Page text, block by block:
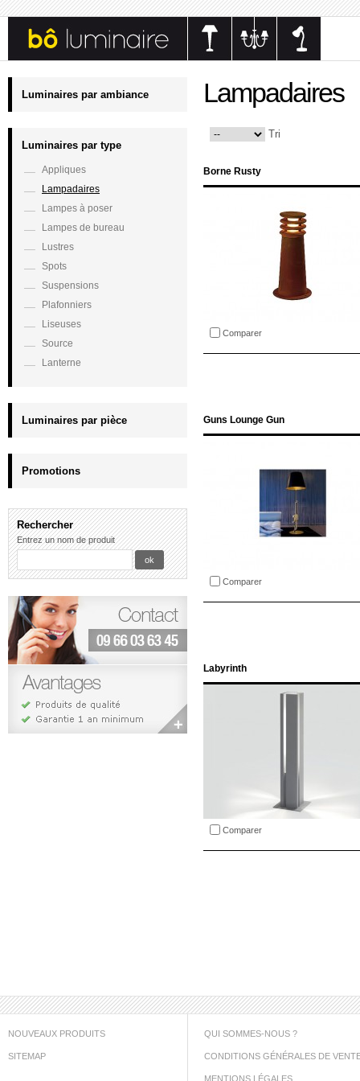
Luminaires par ambiance
Luminaires par type
Appliques
Lampadaires
Lampes à poser
Lampes de bureau
Lustres
Spots
Suspensions
Plafonniers
Liseuses
Source
Lanterne
Luminaires par pièce
Promotions
Rechercher
Entrez un nom de produit
Lampadaires
Tri
Borne Rusty
Comparer
Guns Lounge Gun
Comparer
Labyrinth
Comparer
NOUVEAUX PRODUITS
SITEMAP
QUI SOMMES-NOUS ?
CONDITIONS GÉNÉRALES DE
MENTIONS LÉGALES